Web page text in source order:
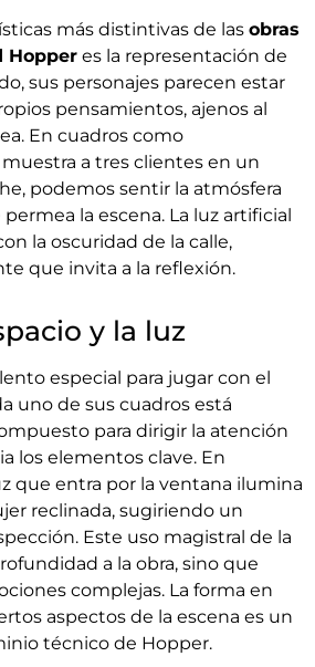
más distintivas de las obras
Hopper es la representación de
sus personajes parecen estar
pensamientos, ajenos al
En cuadros como
a tres clientes en un
podemos sentir la atmósfera
la escena. La luz artificial
la oscuridad de la calle,
que invita a la reflexión.
y la luz
especial para jugar con el
uno de sus cuadros está
para dirigir la atención
los elementos clave. En
que entra por la ventana ilumina
reclinada, sugiriendo un
Este uso magistral de la
a la obra, sino que
complejas. La forma en
aspectos de la escena es un
técnico de Hopper.